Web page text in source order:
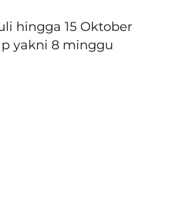
hingga 15 Oktober
yakni 8 minggu